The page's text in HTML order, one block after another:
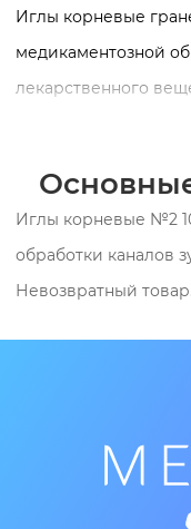
Иглы корневые
медикаментозной
лекарственного
турунд.
диаметр рабочей
Упаковка
Иглы корневые №2
обработки каналов
Невозвратный товар.